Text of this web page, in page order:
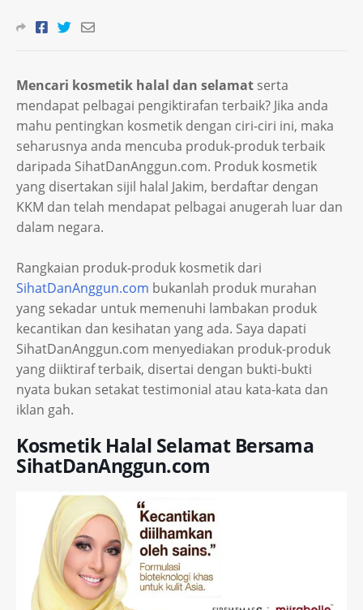
Mencari kosmetik halal dan selamat serta
mendapat pelbagai pengiktirafan terbaik? Jika anda
mahu pentingkan kosmetik dengan ciri-ciri ini, maka
seharusnya anda mencuba produk-produk terbaik
daripada SihatDanAnggun.com. Produk kosmetik
yang disertakan sijil halal Jakim, berdaftar dengan
KKM dan telah mendapat pelbagai anugerah luar dan
dalam negara.
Rangkaian produk-produk kosmetik dari
SihatDanAnggun.com bukanlah produk murahan
yang sekadar untuk memenuhi lambakan produk
kecantikan dan kesihatan yang ada. Saya dapati
SihatDanAnggun.com menyediakan produk-produk
yang diiktiraf terbaik, disertai dengan bukti-bukti
nyata bukan setakat testimonial atau kata-kata dan
iklan gah.
Kosmetik Halal Selamat Bersama
SihatDanAnggun.com